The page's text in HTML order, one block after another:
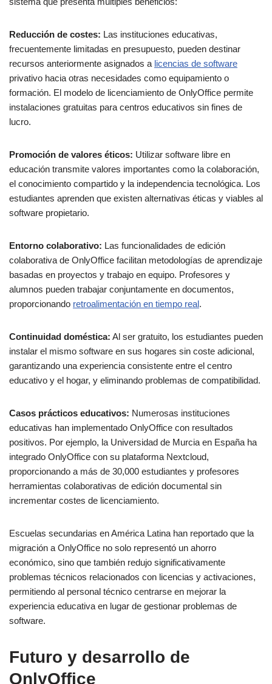
Reducción de costes: Las instituciones educativas,
frecuentemente limitadas en presupuesto, pueden destinar
recursos anteriormente asignados a licencias de software
privativo hacia otras necesidades como equipamiento o
formación. El modelo de licenciamiento de OnlyOffice permite
instalaciones gratuitas para centros educativos sin fines de
lucro.
Promoción de valores éticos: Utilizar software libre en
educación transmite valores importantes como la colaboración,
el conocimiento compartido y la independencia tecnológica. Los
estudiantes aprenden que existen alternativas éticas y viables al
software propietario.
Entorno colaborativo: Las funcionalidades de edición
colaborativa de OnlyOffice facilitan metodologías de aprendizaje
basadas en proyectos y trabajo en equipo. Profesores y
alumnos pueden trabajar conjuntamente en documentos,
proporcionando retroalimentación en tiempo real.
Continuidad doméstica: Al ser gratuito, los estudiantes pueden
instalar el mismo software en sus hogares sin coste adicional,
garantizando una experiencia consistente entre el centro
educativo y el hogar, y eliminando problemas de compatibilidad.
Casos prácticos educativos: Numerosas instituciones
educativas han implementado OnlyOffice con resultados
positivos. Por ejemplo, la Universidad de Murcia en España ha
integrado OnlyOffice con su plataforma Nextcloud,
proporcionando a más de 30,000 estudiantes y profesores
herramientas colaborativas de edición documental sin
incrementar costes de licenciamiento.
Escuelas secundarias en América Latina han reportado que la
migración a OnlyOffice no solo representó un ahorro
económico, sino que también redujo significativamente
problemas técnicos relacionados con licencias y activaciones,
permitiendo al personal técnico centrarse en mejorar la
experiencia educativa en lugar de gestionar problemas de
software.
Futuro y desarrollo de
OnlyOffice